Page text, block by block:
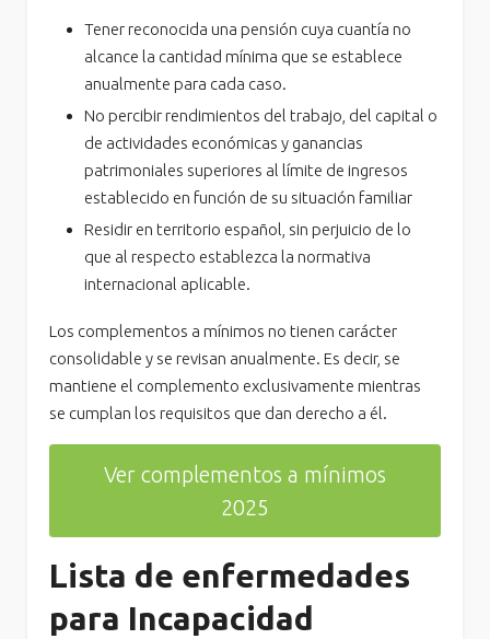
Tener reconocida una pensión cuya cuantía no
alcance la cantidad mínima que se establece
anualmente para cada caso.
No percibir rendimientos del trabajo, del capital o
de actividades económicas y ganancias
patrimoniales superiores al límite de ingresos
establecido en función de su situación familiar
Residir en territorio español, sin perjuicio de lo
que al respecto establezca la normativa
internacional aplicable.
Los complementos a mínimos no tienen carácter
consolidable y se revisan anualmente. Es decir, se
mantiene el complemento exclusivamente mientras
se cumplan los requisitos que dan derecho a él.
Ver complementos a mínimos
2025
Lista de enfermedades
para Incapacidad